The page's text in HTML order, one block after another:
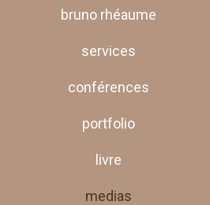
bruno rhéaume
services
conférences
portfolio
livre
medias